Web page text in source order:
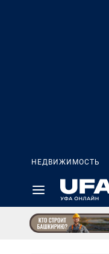
НЕДВИЖИМОСТЬ